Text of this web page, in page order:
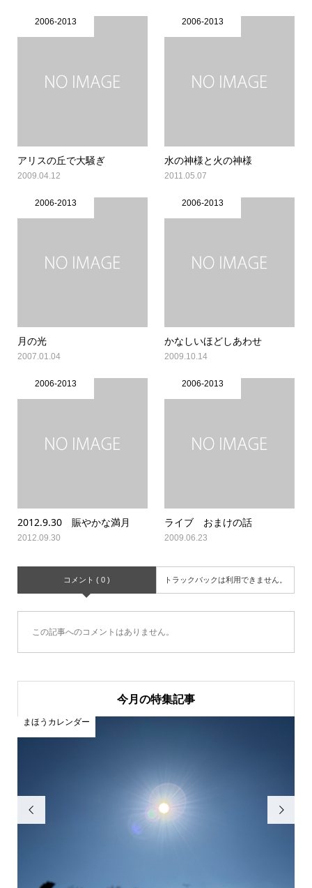
2006-2013
アリスの丘で大騒ぎ
2009.04.12
2006-2013
水の神様と火の神様
2011.05.07
2006-2013
月の光
2007.01.04
2006-2013
かなしいほどしあわせ
2009.10.14
2006-2013
2012.9.30 賑やかな満月
2012.09.30
2006-2013
ライブ おまけの話
2009.06.23
コメント ( 0 ) トラックバックは利用できません。
この記事へのコメントはありません。
今月の特集記事

まほうカレンダー
